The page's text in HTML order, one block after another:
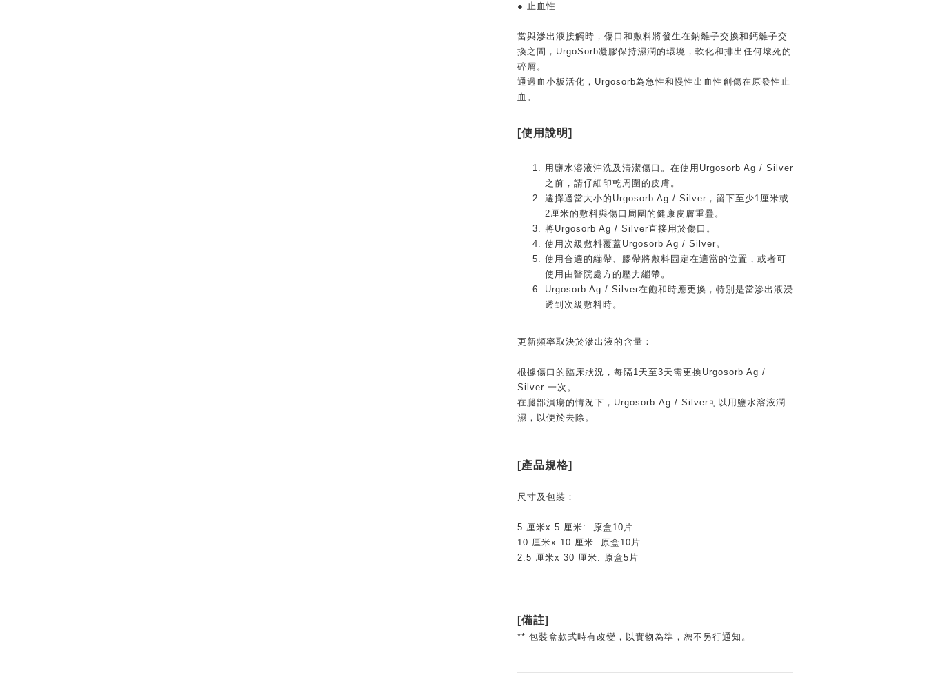
● 止血性
當與滲出液接觸時，傷口和敷料將發生在鈉離子交換和鈣離子交
換之間，UrgoSorb凝膠保持濕潤的環境，軟化和排出任何壞死的
碎屑。
通過血小板活化，Urgosorb為急性和慢性出血性創傷在原發性止
血。
[使用說明]
用鹽水溶液沖洗及清潔傷口。在使用Urgosorb Ag / Silver
之前，請仔細印乾周圍的皮膚。
選擇適當大小的Urgosorb Ag / Silver，留下至少1厘米或
2厘米的敷料與傷口周圍的健康皮膚重疊。
將Urgosorb Ag / Silver直接用於傷口。
使用次級敷料覆蓋Urgosorb Ag / Silver。
使用合適的繃帶、膠帶將敷料固定在適當的位置，或者可
使用由醫院處方的壓力繃帶。
Urgosorb Ag / Silver在飽和時應更換，特別是當滲出液浸
透到次級敷料時。
更新頻率取決於滲出液的含量：
根據傷口的臨床狀況，每隔1天至3天需更換Urgosorb Ag /
Silver 一次。
在腿部潰瘍的情況下，Urgosorb Ag / Silver可以用鹽水溶液潤
濕，以便於去除。
[產品規格]
尺寸及包裝：
5 厘米x 5 厘米: 原盒10片
10 厘米x 10 厘米: 原盒10片
2.5 厘米x 30 厘米: 原盒5片
[備註]
** 包裝盒款式時有改變，以實物為準，恕不另行通知。